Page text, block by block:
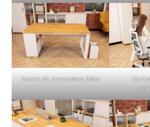
biurko do komputera białe